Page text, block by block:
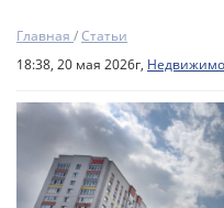
Главная /Статьи
18:38, 20 мая 2026г,